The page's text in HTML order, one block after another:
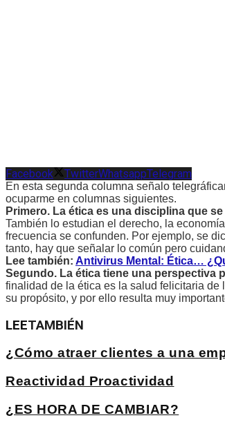
Facebook TwitterWhatsappTelegram
En esta segunda columna señalo
ocuparme en columnas siguientes.
Primero. La ética es una disciplina que
También lo estudian el derecho, la
frecuencia se confunden. Por ejemplo, se
tanto, hay que señalar lo común pero
Lee también: Antivirus Mental: Ética…
Segundo. La ética tiene una perspectiva
finalidad de la ética es la salud felicitaria de
su propósito, y por ello resulta muy
LEETAMBIÉN
¿Cómo atraer clientes a una
Reactividad Proactividad
¿ES HORA DE CAMBIAR?